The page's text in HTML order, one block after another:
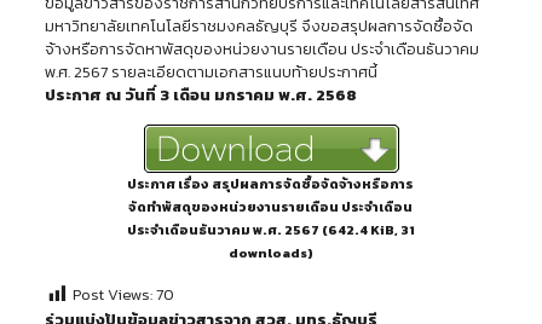
มหาวิทยาลัยเทคโนโลยีราชมงคลธัญบุรี จึงขอสรุปผลการจัดซื้อจัด
จ้างหรือการจัดหาพัสดุของหน่วยงานรายเดือน ประจำเดือนธันวาคม
พ.ศ. 2567 รายละเอียดตามเอกสารแนบท้ายประกาศนี้
ประกาศ ณ วันที่ 3 เดือน มกราคม พ.ศ. 2568
ประกาศ เรื่อง สรุปผลการจัดซื้อจัดจ้างหรือการ
จัดทำพัสดุของหน่วยงานรายเดือน ประจำเดือน
ประจำเดือนธันวาคม พ.ศ. 2567 (642.4 KiB, 31
downloads)
Post Views:70